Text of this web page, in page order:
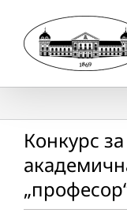
content
Конкурс